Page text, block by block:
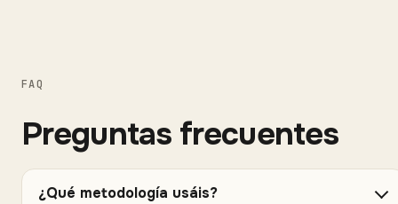
FAQ
Preguntas frecuentes
¿Qué metodología usáis?